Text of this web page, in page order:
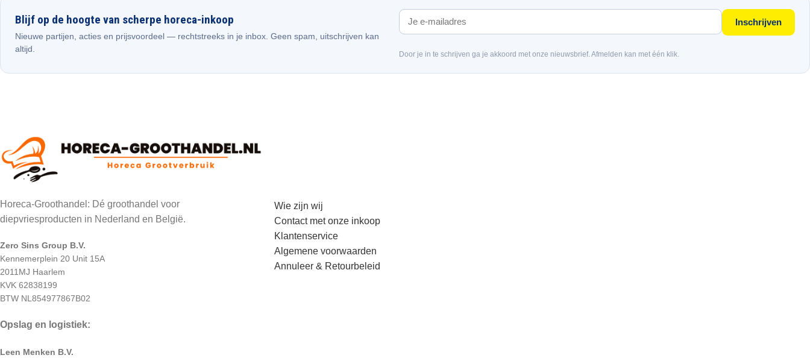
Blijf op de hoogte van scherpe horeca-inkoop
Nieuwe partijen, acties en prijsvoordeel — rechtstreeks in je inbox. Geen spam, uitschrijven kan
altijd.
Inschrijven
Door je in te schrijven ga je akkoord met onze nieuwsbrief. Afmelden kan met één klik.
Horeca-Groothandel: Dé groothandel voor
diepvriesproducten in Nederland en België.
Zero Sins Group B.V.
Kennemerplein 20 Unit 15A
2011MJ Haarlem
KVK 62838199
BTW NL854977867B02
Opslag en logistiek:
Leen Menken B.V.
Wie zijn wij
Contact met onze inkoop
Klantenservice
Algemene voorwaarden
Annuleer & Retourbeleid